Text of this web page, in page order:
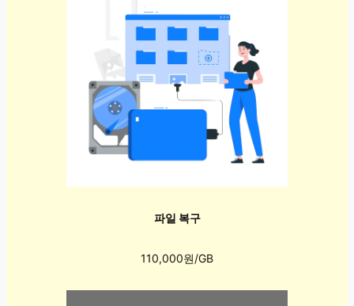
파일 복구
110,000원/GB